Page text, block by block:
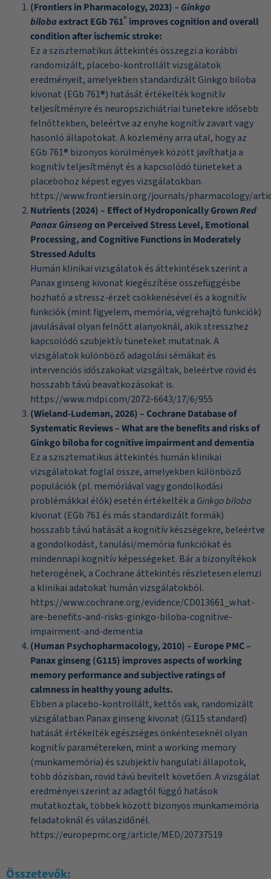
(Frontiers in Pharmacology, 2023) – Ginkgo
bilobaextract EGb 761® improves cognition and overall
condition after ischemic stroke:
Ez a szisztematikus áttekintés összegzi a korábbi
randomizált, placebo-kontrollált vizsgálatok
eredményeit, amelyekben standardizált Ginkgo biloba
kivonat (EGb 761®) hatását értékelték kognitív
teljesítményre és neuropszichiátriai tünetekre idősebb
felnőttekben, beleértve az enyhe kognitív zavart vagy
hasonló állapotokat. A közlemény arra utal, hogy az
EGb 761® bizonyos körülmények között javíthatja a
kognitív teljesítményt és a kapcsolódó tüneteket a
placebohoz képest egyes vizsgálatokban.
https://www.frontiersin.org/journals/pharmacology/
Nutrients (2024) – Effect of Hydroponically GrownRed
Panax Ginsengon Perceived Stress Level, Emotional
Processing, and Cognitive Functions in Moderately
Stressed Adults
Humán klinikai vizsgálatok és áttekintések szerint a
Panax ginseng kivonat kiegészítése összefüggésbe
hozható a stressz-érzet csökkenésével és a kognitív
funkciók (mint figyelem, memória, végrehajtó funkciók)
javulásával olyan felnőtt alanyoknál, akik stresszhez
kapcsolódó szubjektív tüneteket mutatnak. A
vizsgálatok különböző adagolási sémákat és
intervenciós időszakokat vizsgáltak, beleértve rövid és
hosszabb távú beavatkozásokat is.
https://www.mdpi.com/2072-6643/17/6/955
(Wieland-Ludeman, 2026) – Cochrane Database of
Systematic Reviews – What are the benefits and risks of
Ginkgo biloba for cognitive impairment and dementia
Ez a szisztematikus áttekintés humán klinikai
vizsgálatokat foglal össze, amelyekben különböző
populációk (pl. memóriával vagy gondolkodási
problémákkal élők) esetén értékelték a Ginkgo biloba
kivonat (EGb 761 és más standardizált formák)
hosszabb távú hatását a kognitív készségekre, beleértve
a gondolkodást, tanulási/memória funkciókat és
mindennapi kognitív képességeket. Bár a bizonyítékok
heterogének, a Cochrane áttekintés részletesen elemzi
a klinikai adatokat humán vizsgálatokból.
https://www.cochrane.org/evidence/CD013661_what-
are-benefits-and-risks-ginkgo-biloba-cognitive-
impairment-and-dementia
(Human Psychopharmacology, 2010) – Europe PMC –
Panax ginseng (G115) improves aspects of working
memory performance and subjective ratings of
calmness in healthy young adults.
Ebben a placebo-kontrollált, kettős vak, randomizált
vizsgálatban Panax ginseng kivonat (G115 standard)
hatását értékelték egészséges önkénteseknél olyan
kognitív paramétereken, mint a working memory
(munkamemória) és szubjektív hangulati állapotok,
több dózisban, rövid távú bevitelt követően. A vizsgálat
eredményei szerint az adagtól függő hatások
mutatkoztak, többek között bizonyos munkamemória
feladatoknál és válaszidőnél.
https://europepmc.org/article/MED/20737519
Összetevők: